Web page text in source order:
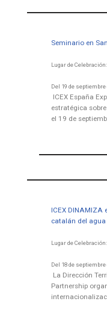
Seminario en
Lugar de
Del 19 de
ICEX España
estratégica
el 19 de
ICEX
catalán del agua
Lugar de
Del 18 de
La Dirección
Partnership